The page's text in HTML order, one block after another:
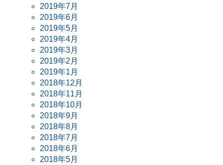
2019年7月
2019年6月
2019年5月
2019年4月
2019年3月
2019年2月
2019年1月
2018年12月
2018年11月
2018年10月
2018年9月
2018年8月
2018年7月
2018年6月
2018年5月